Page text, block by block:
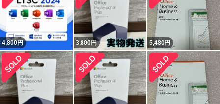
4,800円 3,800円 5,480円